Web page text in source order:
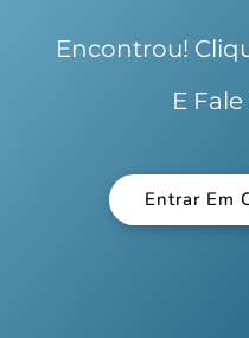
Encontrou!
E
Entrar Em